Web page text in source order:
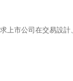
上市公司在交易設